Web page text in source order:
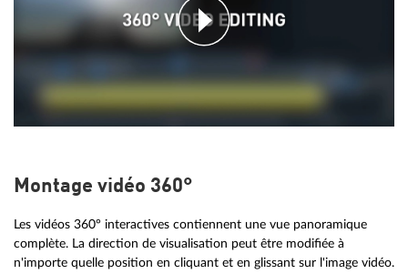
Montage vidéo 360°
Les vidéos 360° interactives contiennent une vue panoramique
complète. La direction de visualisation peut être modifiée à
n'importe quelle position en cliquant et en glissant sur l'image vidéo.